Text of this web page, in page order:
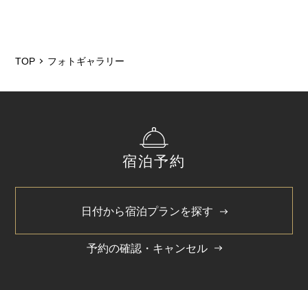
TOP フォトギャラリー
宿泊予約
日付から宿泊プランを探す
予約の確認・キャンセル